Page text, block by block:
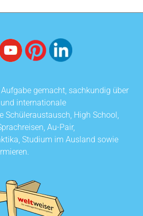
gemacht, sachkundig über
internationale
Schüleraustausch, High School,
Au-Pair,
Studium im Ausland sowie